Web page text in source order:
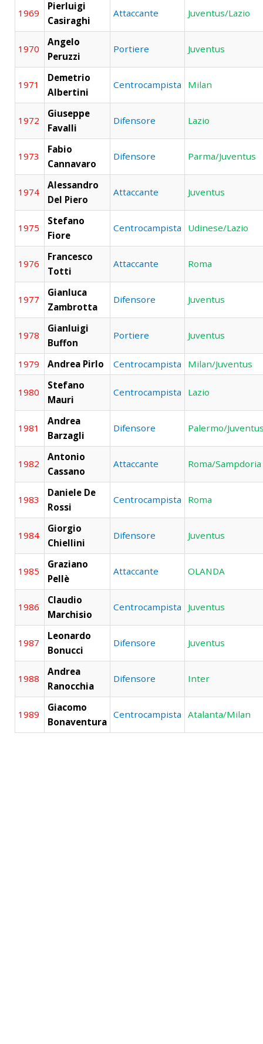
1969
Pierluigi
Casiraghi
Attaccante Juventus/Lazio
1970
Angelo
Peruzzi
Portiere Juventus
1971
Demetrio
Albertini
Centrocampista Milan
1972
Giuseppe
Favalli
Difensore Lazio
1973
Fabio
Cannavaro
Difensore Parma/Juventus
1974
Alessandro
Del Piero
Attaccante Juventus
1975
Stefano
Fiore
Centrocampista Udinese/Lazio
1976
Francesco
Totti
Attaccante Roma
1977
Gianluca
Zambrotta
Difensore Juventus
1978
Gianluigi
Buffon
Portiere Juventus
1979 Andrea Pirlo Centrocampista Milan/Juventus
1980
Stefano
Mauri
Centrocampista Lazio
1981
Andrea
Barzagli
Difensore Palermo/
1982
Antonio
Cassano
Attaccante Roma/Sampdoria
1983
Daniele De
Rossi
Centrocampista Roma
1984
Giorgio
Chiellini
Difensore Juventus
1985
Graziano
Pellè
Attaccante OLANDA
1986
Claudio
Marchisio
Centrocampista Juventus
1987
Leonardo
Bonucci
Difensore Juventus
1988
Andrea
Ranocchia
Difensore Inter
1989
Giacomo
Bonaventura
Centrocampista Atalanta/Milan